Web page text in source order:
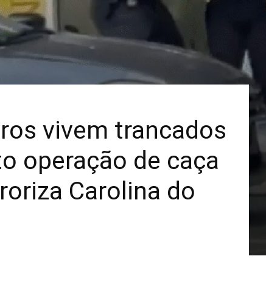
vivem trancados
operação de caça
Carolina do